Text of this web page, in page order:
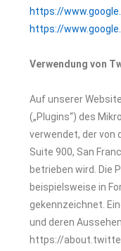
https://
https://
Verwendung von
Auf unserer
(„Plugins“) des
verwendet, der von
Suite 900, San
betrieben wird. Die
beispielsweise in
gekennzeichnet.
und deren
https://